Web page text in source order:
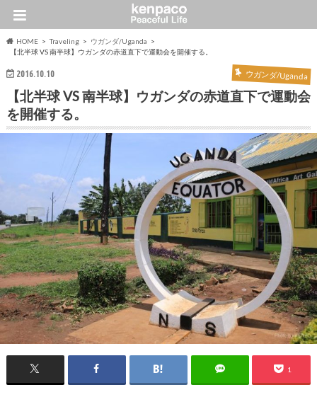
HOME Traveling
ウガンダ/Uganda
【北半球 VS 南半球】ウガンダの赤道直下で運動会を開催する。
2016.10.10 ウガンダ/Uganda
【北半球 VS 南半球】ウガンダの赤道直下で運動会
を開催する。
1